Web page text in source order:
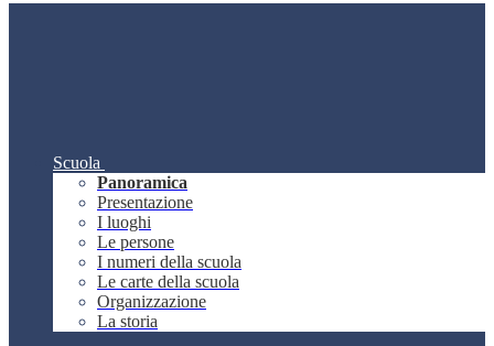
Scuola
Panoramica
Presentazione
I luoghi
Le persone
I numeri della scuola
Le carte della scuola
Organizzazione
La storia